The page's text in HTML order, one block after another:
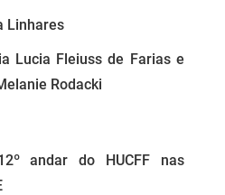
Linhares
Lucia Fleiuss de Farias e
Rodacki
andar do HUCFF nas